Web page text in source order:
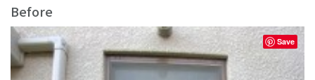
Before
Save